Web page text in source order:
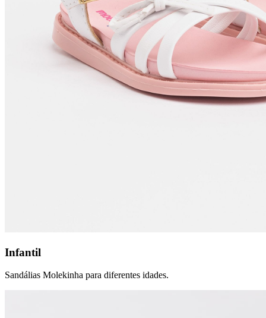
Infantil
Sandálias Molekinha para diferentes idades.